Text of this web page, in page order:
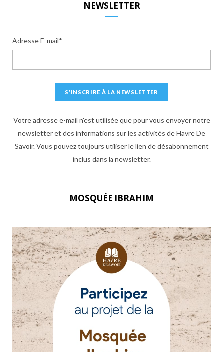
NEWSLETTER
Adresse E-mail*
Votre adresse e-mail n'est utilisée que pour vous envoyer notre
newsletter et des informations sur les activités de Havre De
Savoir. Vous pouvez toujours utiliser le lien de désabonnement
inclus dans la newsletter.
MOSQUÉE IBRAHIM